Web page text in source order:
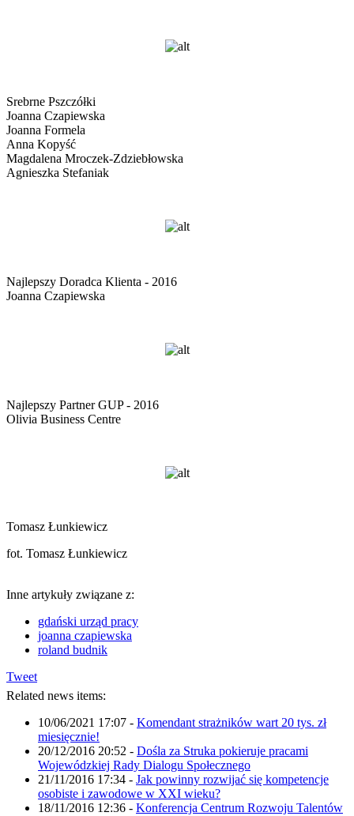
Srebrne Pszczółki
Joanna Czapiewska
Joanna Formela
Anna Kopyść
Magdalena Mroczek-Zdziebłowska
Agnieszka Stefaniak
Najlepszy Doradca Klienta - 2016
Joanna Czapiewska
Najlepszy Partner GUP - 2016
Olivia Business Centre
Tomasz Łunkiewicz
fot. Tomasz Łunkiewicz
Inne artykuły związane z:
gdański urząd pracy
joanna czapiewska
roland budnik
Tweet
Related news items:
10/06/2021 17:07 - Komendant strażników wart 20 tys. zł
miesięcznie!
20/12/2016 20:52 - Dośla za Struka pokieruje pracami
Wojewódzkiej Rady Dialogu Społecznego
21/11/2016 17:34 - Jak powinny rozwijać się kompetencje
osobiste i zawodowe w XXI wieku?
18/11/2016 12:36 - Konferencja Centrum Rozwoju Talentów